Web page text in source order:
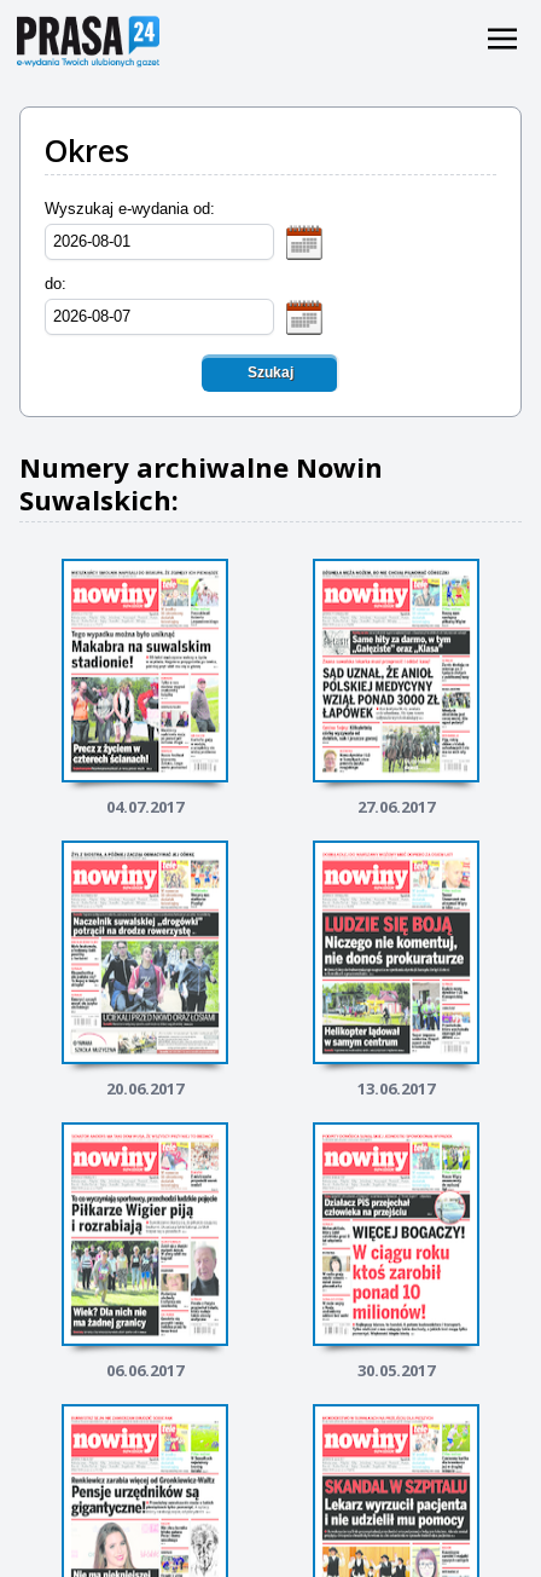
Okres
Wyszukaj e-wydania od:
do:
Szukaj
Numery archiwalne Nowin
Suwalskich:
04.07.2017 27.06.2017
20.06.2017 13.06.2017
06.06.2017 30.05.2017